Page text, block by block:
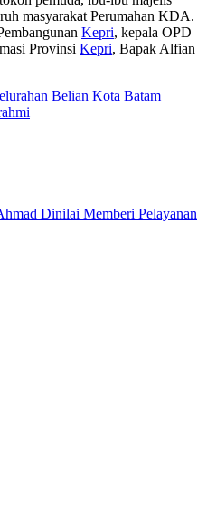
masyarakat Perumahan KDA.
Kepri, kepala OPD
Provinsi Kepri, Bapak Alfian
Belian Kota Batam
Dinilai Memberi Pelayanan